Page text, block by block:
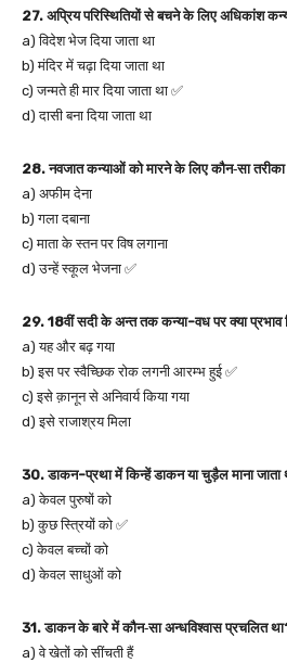
27. अप्रिय परिस्थितियों से बचने के लिए अधिकांश
a) विदेश भेज दिया जाता था
b) मंदिर में चढ़ा दिया जाता था
c) जन्मते ही मार दिया जाता था ✅
d) दासी बना दिया जाता था
28. नवजात कन्याओं को मारने के लिए कौन‑सा तरीका
a) अफीम देना
b) गला दबाना
c) माता के स्तन पर विष लगाना
d) उन्हें स्कूल भेजना ✅
29. 18वीं सदी के अन्त तक कन्या-वध पर क्या प्रभाव
a) यह और बढ़ गया
b) इस पर स्वैच्छिक रोक लगनी आरम्भ हुई ✅
c) इसे क़ानून से अनिवार्य किया गया
d) इसे राजाश्रय मिला
30. डाकन-प्रथा में किन्हें डाकन या चुड़ैल माना जाता
a) केवल पुरुषों को
b) कुछ स्त्रियों को ✅
c) केवल बच्चों को
d) केवल साधुओं को
31. डाकन के बारे में कौन‑सा अन्धविश्वास प्रचलित
a) वे खेतों को सींचती हैं